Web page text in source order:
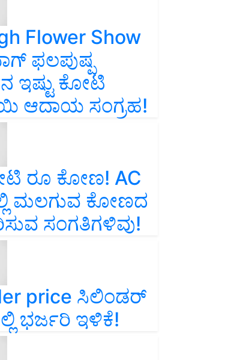
Flower Show
ಫಲಪುಷ್ಪ
ಇಷ್ಟು ಕೋಟಿ
ಆದಾಯ ಸಂಗ್ರಹ!
ರೂ ಕೋಣ! AC
ಮಲಗುವ ಕೋಣದ
ಸಂಗತಿಗಳಿವು!
price ಸಿಲಿಂಡರ್‌
ಭರ್ಜರಿ ಇಳಿಕೆ!